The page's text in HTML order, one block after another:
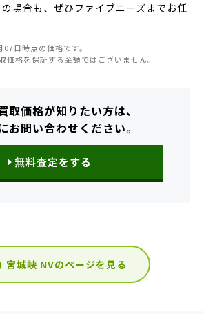
場合も、ぜひファイブニーズまでお任
日時点の価格です。
価格を保証する金額ではございません。
取価格が知りたい方は、
お問い合わせください。
無料査定をする
宮城峡 NVのページを見る